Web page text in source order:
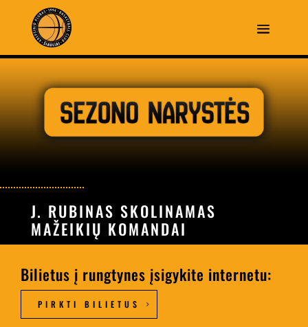
J. RUBINAS SKOLINAMAS
MAŽEIKIŲ KOMANDAI
Bilietus į rungtynes įsigykite internetu:
PIRKTI BILIETUS